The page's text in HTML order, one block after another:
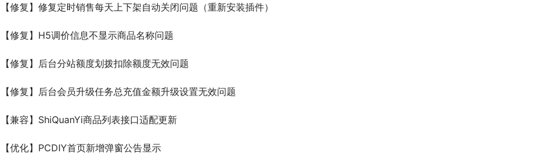
【修复】修复定时销售每天上下架自动关闭问题（重新安装插件）
【修复】H5调价信息不显示商品名称问题
【修复】后台分站额度划拨扣除额度无效问题
【修复】后台会员升级任务总充值金额升级设置无效问题
【兼容】ShiQuanYi商品列表接口适配更新
【优化】PCDIY首页新增弹窗公告显示